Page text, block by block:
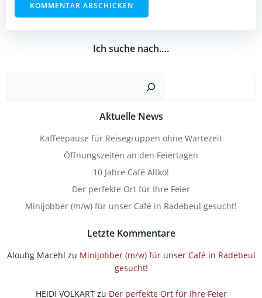
Ich suche nach….
Aktuelle News
Kaffeepause für Reisegruppen ohne Wartezeit
Öffnungszeiten an den Feiertagen
10 Jahre Café Altkö!
Der perfekte Ort für Ihre Feier
Minijobber (m/w) für unser Café in Radebeul gesucht!
Letzte Kommentare
Alouhg Macehl zu Minijobber (m/w) für unser Café in Radebeul
gesucht!
HEIDI VOLKARTzu Der perfekte Ort für Ihre Feier